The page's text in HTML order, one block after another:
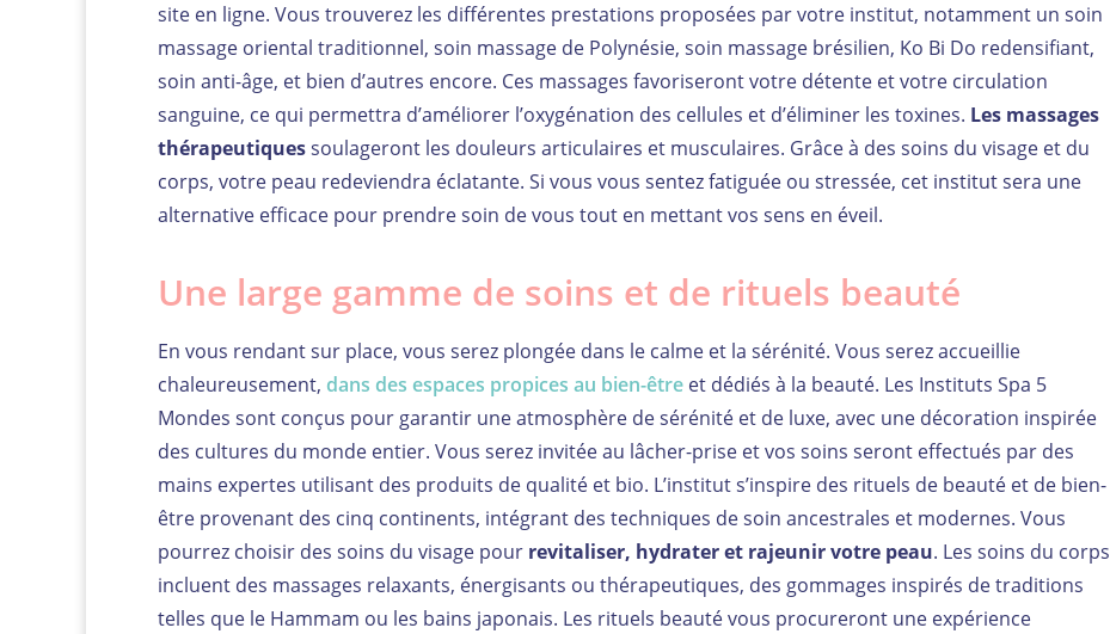
site en ligne. Vous trouverez les différentes prestations proposées par votre institut, notamment un soin
massage oriental traditionnel, soin massage de Polynésie, soin massage brésilien, Ko Bi Do redensifiant,
soin anti-âge, et bien d’autres encore. Ces massages favoriseront votre détente et votre circulation
sanguine, ce qui permettra d’améliorer l’oxygénation des cellules et d’éliminer les toxines. Les massages
thérapeutiquessoulageront les douleurs articulaires et musculaires. Grâce à des soins du visage et du
corps, votre peau redeviendra éclatante. Si vous vous sentez fatiguée ou stressée, cet institut sera une
alternative efficace pour prendre soin de vous tout en mettant vos sens en éveil.
Une large gamme de soins et de rituels beauté
En vous rendant sur place, vous serez plongée dans le calme et la sérénité. Vous serez accueillie
chaleureusement, dans des espaces propices au bien-être et dédiés à la beauté. Les Instituts Spa 5
Mondes sont conçus pour garantir une atmosphère de sérénité et de luxe, avec une décoration inspirée
des cultures du monde entier. Vous serez invitée au lâcher-prise et vos soins seront effectués par des
mains expertes utilisant des produits de qualité et bio. L’institut s’inspire des rituels de beauté et de bien-
être provenant des cinq continents, intégrant des techniques de soin ancestrales et modernes. Vous
pourrez choisir des soins du visage pour revitaliser, hydrater et rajeunir votre peau. Les soins du corps
incluent des massages relaxants, énergisants ou thérapeutiques, des gommages inspirés de traditions
telles que le Hammam ou les bains japonais. Les rituels beauté vous procureront une expérience